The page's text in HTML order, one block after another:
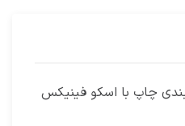
چاپ با اسکو فینیکس